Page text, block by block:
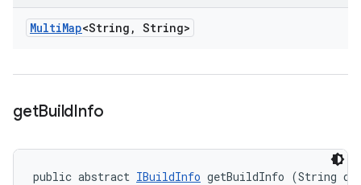
MultiMap<String , String>
getBuildInfo
public abstract IBuildInfo getBuildInfo (String